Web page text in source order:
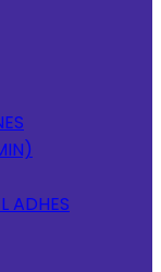
ADHES